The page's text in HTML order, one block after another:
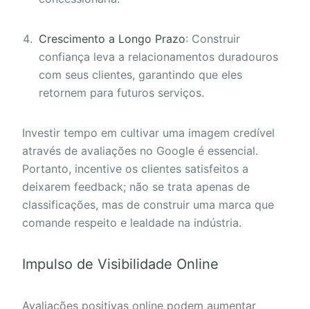
Crescimento a Longo Prazo: Construir
confiança leva a relacionamentos duradouros
com seus clientes, garantindo que eles
retornem para futuros serviços.
Investir tempo em cultivar uma imagem credível
através de avaliações no Google é essencial.
Portanto, incentive os clientes satisfeitos a
deixarem feedback; não se trata apenas de
classificações, mas de construir uma marca que
comande respeito e lealdade na indústria.
Impulso de Visibilidade Online
Avaliações positivas online podem aumentar